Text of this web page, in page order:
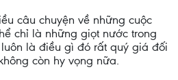
câu chuyện về những cuộc
chỉ là những giọt nước trong
là điều gì đó rất quý giá đối
còn hy vọng nữa.